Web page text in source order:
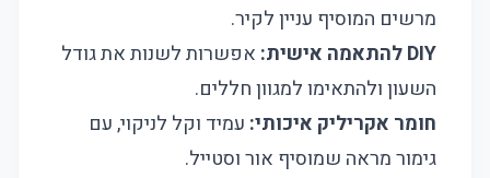
מרשים המוסיף עניין לקיר.
DIY להתאמה אישית:
אפשרות לשנות את גודל
השעון ולהתאימו למגוון חללים.
חומר אקריליק איכותי: עמיד וקל לניקוי, עם
גימור מראה שמוסיף אור וסטייל.